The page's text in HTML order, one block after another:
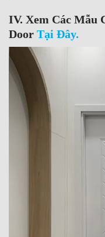
IV. Xem Các Mẫu
Door Tại Đây.